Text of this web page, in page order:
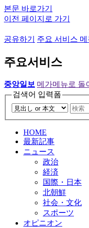
본문 바로가기
이전 페이지로 가기
공유하기 주요 서비스 메
주요서비스
중앙일보 메가메뉴로 돌
검색어 입력폼
HOME
最新記事
ニュース
政治
経済
国際・日本
北朝鮮
社会・文化
スポーツ
オピニオン